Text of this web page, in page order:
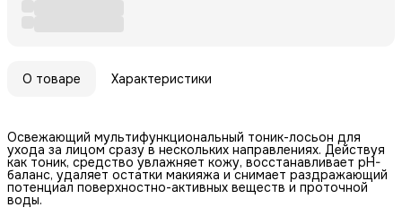
О товаре Характеристики
Освежающий мультифункциональный тоник-лосьон для
ухода за лицом сразу в нескольких направлениях. Действуя
как тоник, средство увлажняет кожу, восстанавливает pH-
баланс, удаляет остатки макияжа и снимает раздражающий
потенциал поверхностно-активных веществ и проточной
воды.